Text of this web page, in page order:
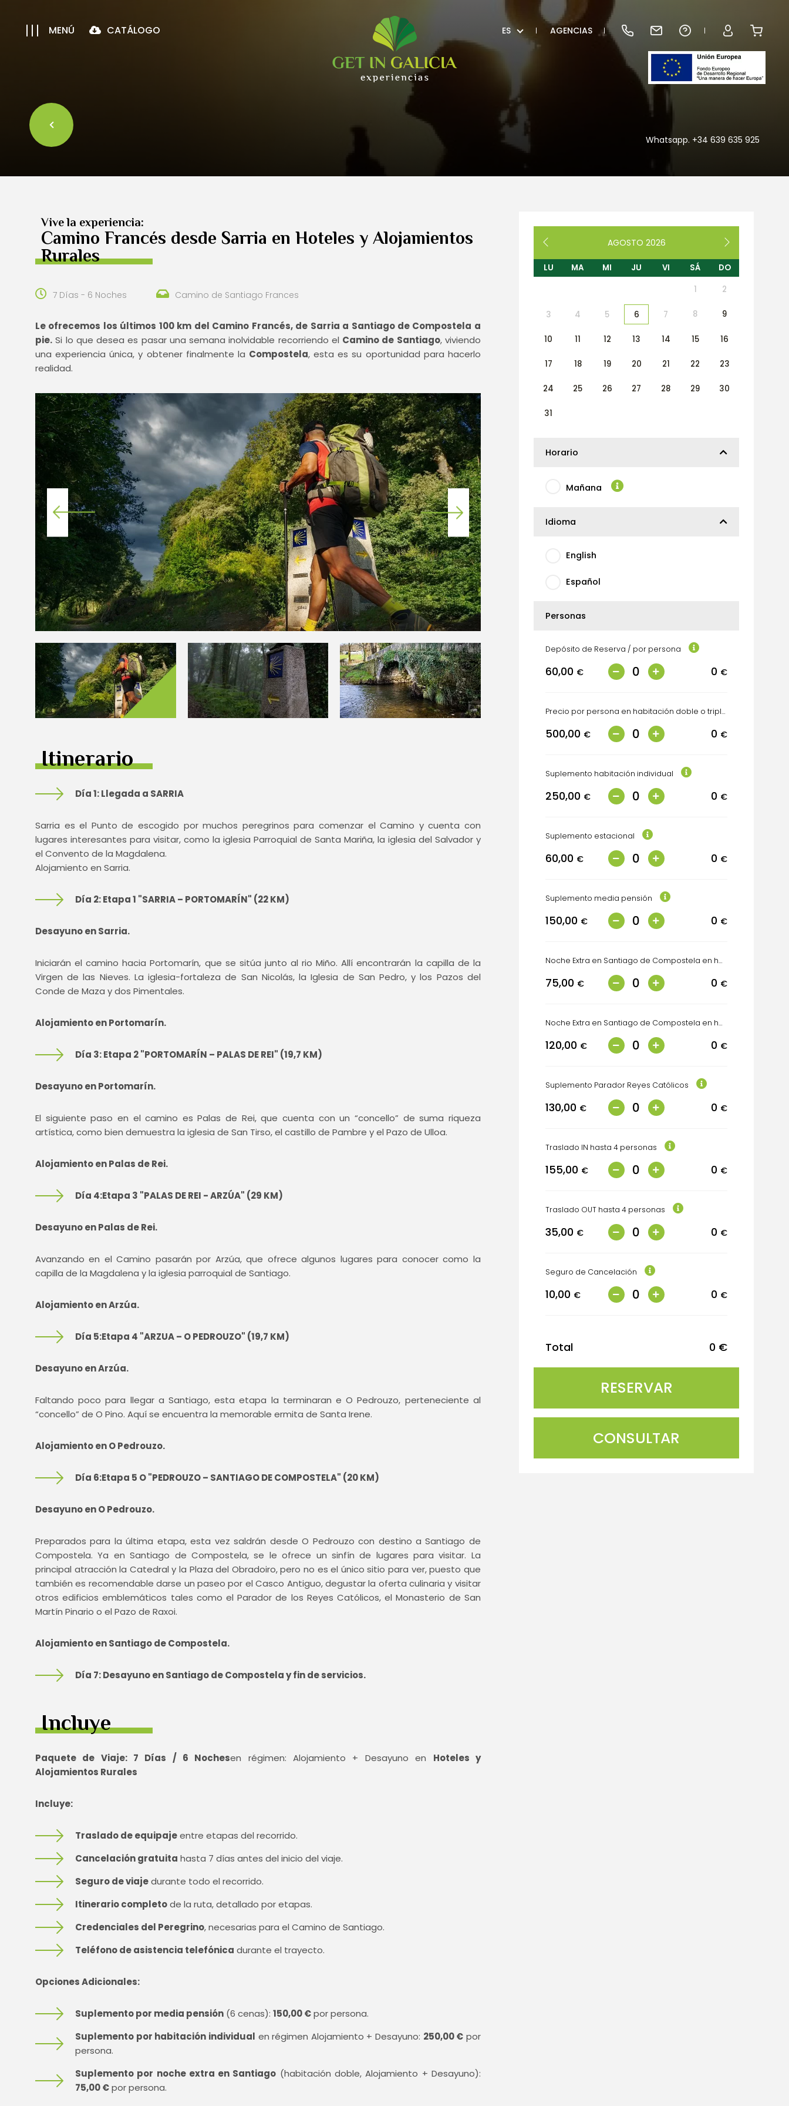
MENÚ CATÁLOGO ES AGENCIAS
Whatsapp. +34 639 635 925
Vive la experiencia:
Camino Francés desde Sarria en Hoteles y Alojamientos
Rurales
AGOSTO 2026
LU MA MI JU VI SÁ
DO
1
2
3 4 5 6 7 8 9
10 11 12 13 14 15 16
17 18 19 20 21 22 23
24 25 26 27 28 29 30
31
Horario
Mañana
Idioma
English
Español
Personas
Depósito de Reserva / por persona
60,00 € 0 €
Precio por persona en habitación doble o triple
500,00 € 0 €
Suplemento habitación individual
250,00 € 0 €
Suplemento estacional
60,00 € 0 €
Suplemento media pensión
150,00 € 0 €
Noche Extra en Santiago de Compostela en habitación doble o triple
75,00 € 0 €
Noche Extra en Santiago de Compostela en habitación individual
120,00 € 0 €
Suplemento Parador Reyes Católicos
130,00 € 0 €
Traslado IN hasta 4 personas
155,00 € 0 €
Traslado OUT hasta 4 personas
35,00 € 0 €
Seguro de Cancelación
10,00 € 0 €
Total 0 €
CONSULTAR
7 Días - 6 Noches Camino de Santiago Frances
Le ofrecemos los últimos 100 km del Camino Francés, de Sarria a Santiago de Compostela a
pie. Si lo que desea es pasar una semana inolvidable recorriendo el Camino de Santiago, viviendo
una experiencia única, y obtener finalmente la Compostela, esta es su oportunidad para hacerlo
realidad.
Itinerario
Día 1: Llegada a SARRIA
Sarria es el Punto de escogido por muchos peregrinos para comenzar el Camino y cuenta con
lugares interesantes para visitar, como la iglesia Parroquial de Santa Mariña, la iglesia del Salvador y
el Convento de la Magdalena.
Alojamiento en Sarria.
Día 2: Etapa 1 "SARRIA – PORTOMARÍN" (22 KM)
Desayuno en Sarria.
Iniciarán el camino hacia Portomarín, que se sitúa junto al rio Miño. Allí encontrarán la capilla de la
Virgen de las Nieves. La iglesia-fortaleza de San Nicolás, la Iglesia de San Pedro, y los Pazos del
Conde de Maza y dos Pimentales.
Alojamiento en Portomarín.
Día 3: Etapa 2 "PORTOMARÍN – PALAS DE REI" (19,7 KM)
Desayuno en Portomarín.
El siguiente paso en el camino es Palas de Rei, que cuenta con un “concello” de suma riqueza
artística, como bien demuestra la iglesia de San Tirso, el castillo de Pambre y el Pazo de Ulloa.
Alojamiento en Palas de Rei.
Día 4:Etapa 3 "PALAS DE REI - ARZÚA" (29 KM)
Desayuno en Palas de Rei.
Avanzando en el Camino pasarán por Arzúa, que ofrece algunos lugares para conocer como la
capilla de la Magdalena y la iglesia parroquial de Santiago.
Alojamiento en Arzúa.
Día 5:Etapa 4 "ARZUA – O PEDROUZO" (19,7 KM)
Desayuno en Arzúa.
Faltando poco para llegar a Santiago, esta etapa la terminaran e O Pedrouzo, perteneciente al
“concello” de O Pino. Aquí se encuentra la memorable ermita de Santa Irene.
Alojamiento en O Pedrouzo.
Día 6:Etapa 5 O "PEDROUZO – SANTIAGO DE COMPOSTELA" (20 KM)
Desayuno en O Pedrouzo.
Preparados para la última etapa, esta vez saldrán desde O Pedrouzo con destino a Santiago de
Compostela. Ya en Santiago de Compostela, se le ofrece un sinfín de lugares para visitar. La
principal atracción la Catedral y la Plaza del Obradoiro, pero no es el único sitio para ver, puesto que
también es recomendable darse un paseo por el Casco Antiguo, degustar la oferta culinaria y visitar
otros edificios emblemáticos tales como el Parador de los Reyes Católicos, el Monasterio de San
Martín Pinario o el Pazo de Raxoi.
Alojamiento en Santiago de Compostela.
Día 7: Desayuno en Santiago de Compostela y fin de servicios.
Incluye
Paquete de Viaje: 7 Días / 6 Nochesen régimen: Alojamiento + Desayuno en Hoteles y
Alojamientos Rurales
Incluye:
Traslado de equipajeentre etapas del recorrido.
Cancelación gratuita hasta 7 días antes del inicio del viaje.
Seguro de viajedurante todo el recorrido.
Itinerario completode la ruta, detallado por etapas.
Credenciales del Peregrino, necesarias para el Camino de Santiago.
Teléfono de asistencia telefónica durante el trayecto.
Opciones Adicionales:
Suplemento por media pensión (6 cenas): 150,00 €por persona.
Suplemento por habitación individual en régimen Alojamiento + Desayuno: 250,00 € por
persona.
Suplemento por noche extra en Santiago (habitación doble, Alojamiento + Desayuno):
75,00 €por persona.